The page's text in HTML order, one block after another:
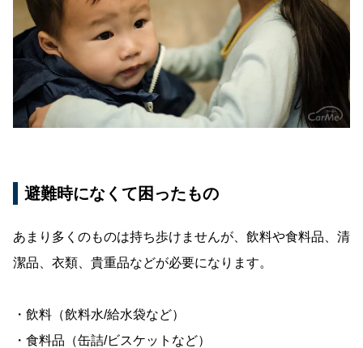
避難時になくて困ったもの
あまり多くのものは持ち歩けませんが、飲料や食料品、清
潔品、衣類、貴重品などが必要になります。
・飲料（飲料水/給水袋など）
・食料品（缶詰/ビスケットなど）